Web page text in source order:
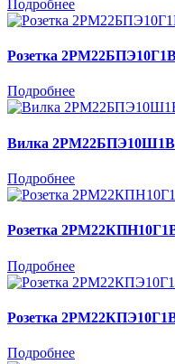
Подробнее
Розетка
Подробнее
Вилка
Подробнее
Розетка
Подробнее
Розетка
Подробнее